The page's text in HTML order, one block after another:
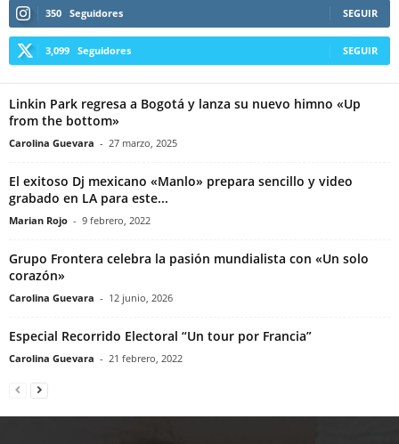
350 Seguidores SEGUIR
3,099 Seguidores SEGUIR
Linkin Park regresa a Bogotá y lanza su nuevo himno «Up
from the bottom»
Carolina Guevara - 27 marzo, 2025
El exitoso Dj mexicano «Manlo» prepara sencillo y video
grabado en LA para este...
Marian Rojo - 9 febrero, 2022
Grupo Frontera celebra la pasión mundialista con «Un solo
corazón»
Carolina Guevara - 12 junio, 2026
Especial Recorrido Electoral “Un tour por Francia”
Carolina Guevara - 21 febrero, 2022